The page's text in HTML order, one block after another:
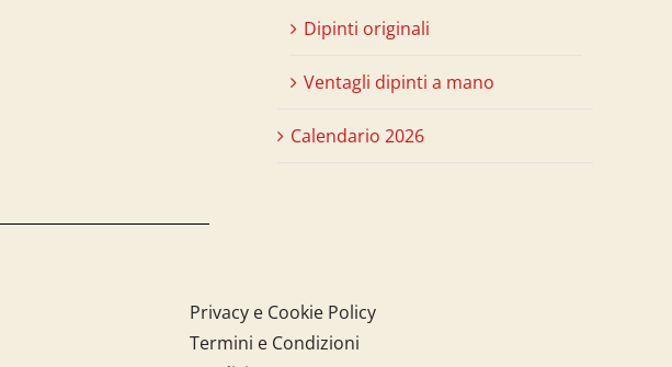
Dipinti originali
Ventagli dipinti a mano
Calendario 2026
Privacy e Cookie Policy
Termini e Condizioni